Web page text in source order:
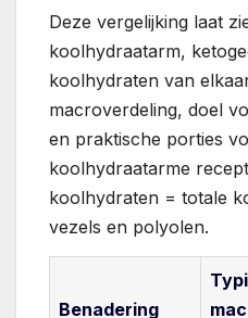
Deze vergelijking laat
koolhydraatarm,
koolhydraten van
macroverdeling, doel
en praktische porties
koolhydraatarme
koolhydraten = totale
vezels en polyolen.
Benadering